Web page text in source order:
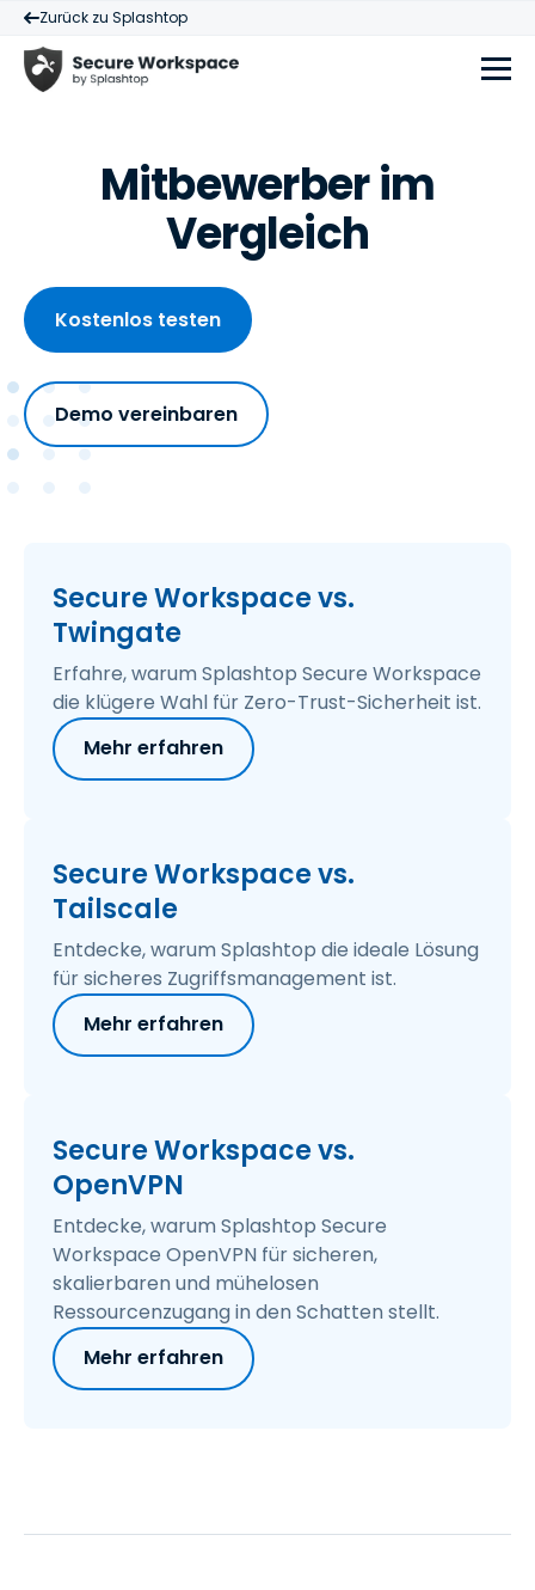
Zurück zu Splashtop
Mitbewerber im
Vergleich
Kostenlos testen
Demo vereinbaren
Secure Workspace vs.
Twingate
Erfahre, warum Splashtop Secure Workspace
die klügere Wahl für Zero-Trust-Sicherheit ist.
Mehr erfahren
Secure Workspace vs.
Tailscale
Entdecke, warum Splashtop die ideale Lösung
für sicheres Zugriffsmanagement ist.
Mehr erfahren
Secure Workspace vs.
OpenVPN
Entdecke, warum Splashtop Secure
Workspace OpenVPN für sicheren,
skalierbaren und mühelosen
Ressourcenzugang in den Schatten stellt.
Mehr erfahren